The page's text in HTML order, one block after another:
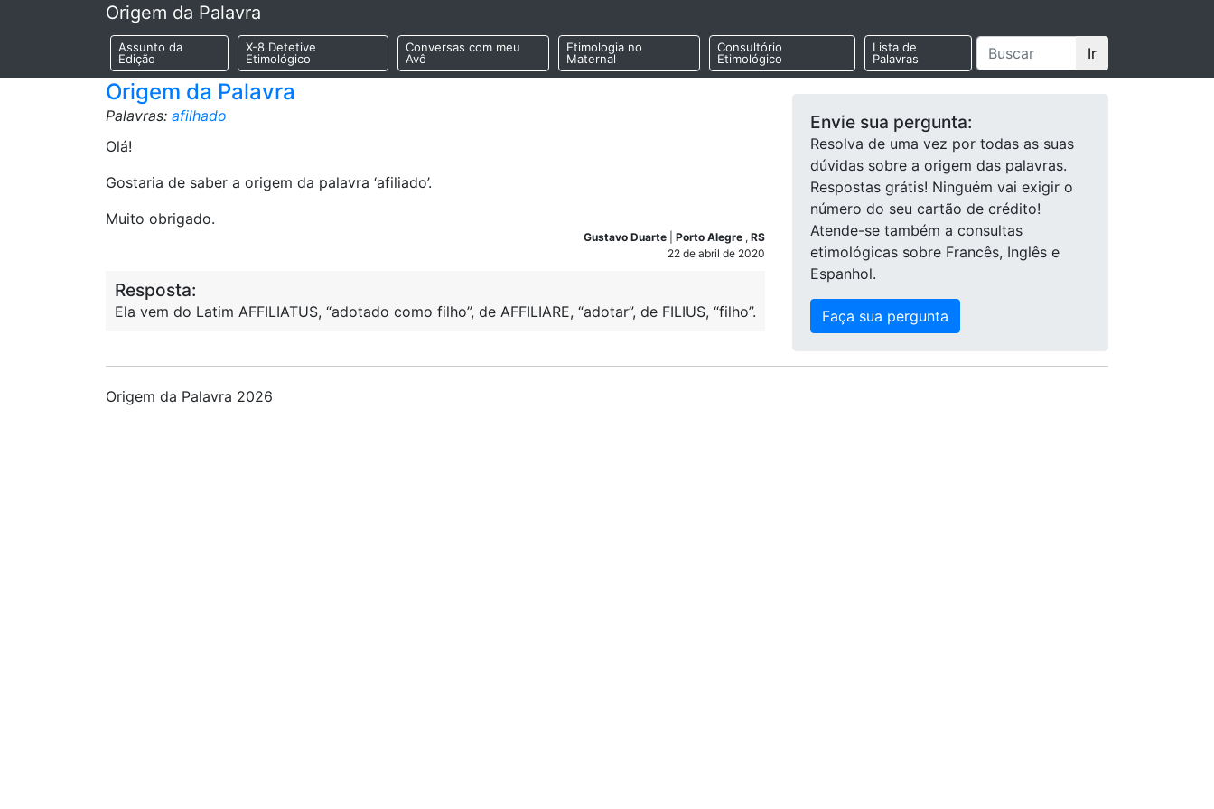
Origem da Palavra
Assunto da
Edição
X-8 Detetive
Etimológico
Conversas com meu
Avô
Etimologia no
Maternal
Consultório
Etimológico
Lista de
Palavras
Ir
Origem da Palavra
Palavras: afilhado
Olá!
Gostaria de saber a origem da palavra ‘afiliado’.
Muito obrigado.
Gustavo Duarte Porto Alegre , RS
22 de abril de 2020
Resposta:
Ela vem do Latim AFFILIATUS, “adotado como filho”, de AFFILIARE, “adotar”, de FILIUS, “filho”.
Envie sua pergunta:
Resolva de uma vez por todas as suas
dúvidas sobre a origem das palavras.
Respostas grátis! Ninguém vai exigir o
número do seu cartão de crédito!
Atende-se também a consultas
etimológicas sobre Francês, Inglês e
Espanhol.
Faça sua pergunta
Origem da Palavra 2026